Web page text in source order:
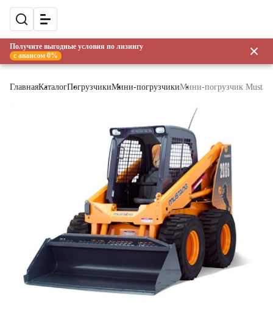
Получите выгодные условия по лизингу
с авансом 0%
ГлавнаяКаталогПогрузчикиМини-погрузчикиМини-погрузчик